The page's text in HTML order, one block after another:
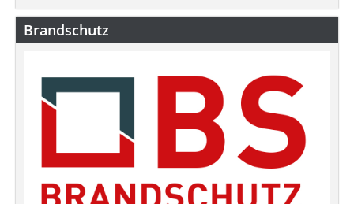
Brandschutz